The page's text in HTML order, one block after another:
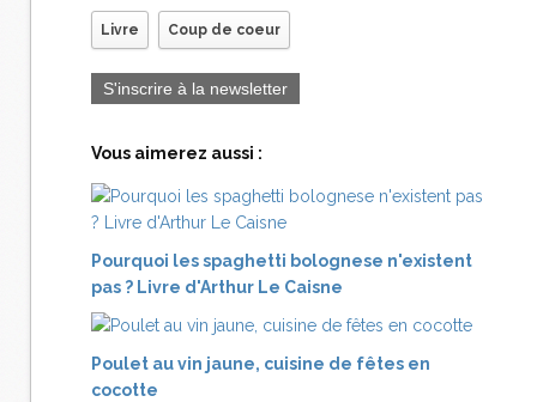
Livre Coup de coeur
S'inscrire à la newsletter
Vous aimerez aussi :
Pourquoi les spaghetti bolognese n'existent
pas ? Livre d'Arthur Le Caisne
Poulet au vin jaune, cuisine de fêtes en
cocotte